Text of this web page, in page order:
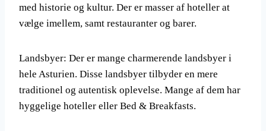
med historie og kultur. Der er masser af hoteller at
vælge imellem, samt restauranter og barer.
Landsbyer: Der er mange charmerende landsbyer i
hele Asturien. Disse landsbyer tilbyder en mere
traditionel og autentisk oplevelse. Mange af dem har
hyggelige hoteller eller Bed & Breakfasts.